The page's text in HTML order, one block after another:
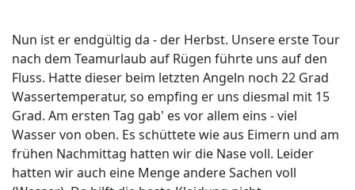
Nun ist er endgültig da - der Herbst. Unsere erste Tour
nach dem Teamurlaub auf Rügen führte uns auf den
Fluss. Hatte dieser beim letzten Angeln noch 22 Grad
Wassertemperatur, so empfing er uns diesmal mit 15
Grad. Am ersten Tag gab' es vor allem eins - viel
Wasser von oben. Es schüttete wie aus Eimern und am
frühen Nachmittag hatten wir die Nase voll. Leider
hatten wir auch eine Menge andere Sachen voll